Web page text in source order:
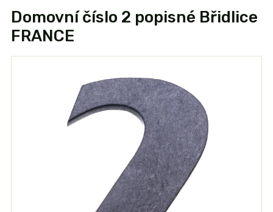
Domovní číslo 2 popisné Břidlice
FRANCE